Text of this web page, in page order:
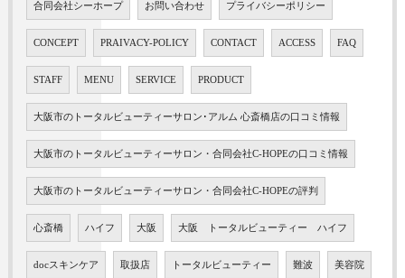
合同会社シーホープ お問い合わせ プライバシーポリシー
CONCEPT PRAIVACY-POLICY CONTACT ACCESS FAQ
STAFF MENU SERVICE PRODUCT
大阪市のトータルビューティーサロン･アルム 心斎橋店の口コミ情報
大阪市のトータルビューティーサロン・合同会社C-HOPEの口コミ情報
大阪市のトータルビューティーサロン・合同会社C-HOPEの評判
心斎橋 ハイフ 大阪 大阪 トータルビューティー ハイフ
docスキンケア 取扱店 トータルビューティー 難波 美容院